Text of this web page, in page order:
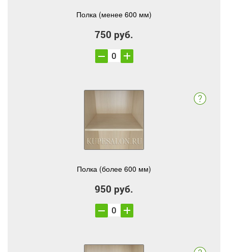
Полка (менее 600 мм)
750 руб.
Полка (более 600 мм)
950 руб.